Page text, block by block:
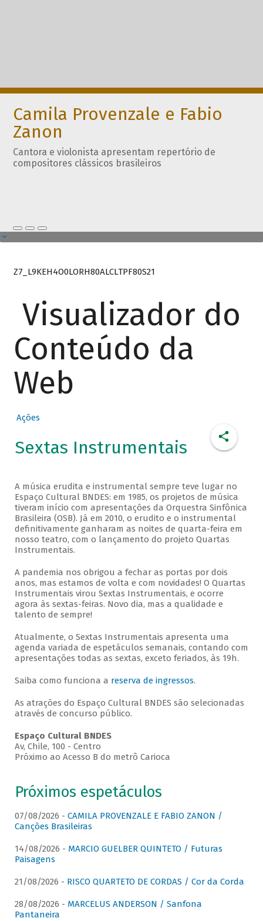
Camila Provenzale e Fabio
Zanon
Cantora e violonista apresentam repertório de
compositores clássicos brasileiros
Z7_L9KEH4O0LORH80ALCLTPF80S21
Visualizador do
Conteúdo da
Web
Ações
Sextas Instrumentais
A música erudita e instrumental sempre teve lugar no
Espaço Cultural BNDES: em 1985, os projetos de música
tiveram início com apresentações da Orquestra Sinfônica
Brasileira (OSB). Já em 2010, o erudito e o instrumental
definitivamente ganharam as noites de quarta-feira em
nosso teatro, com o lançamento do projeto Quartas
Instrumentais.
A pandemia nos obrigou a fechar as portas por dois
anos, mas estamos de volta e com novidades! O Quartas
Instrumentais virou Sextas Instrumentais, e ocorre
agora às sextas-feiras. Novo dia, mas a qualidade e
talento de sempre!
Atualmente, o Sextas Instrumentais apresenta uma
agenda variada de espetáculos semanais, contando com
apresentações todas as sextas, exceto feriados, às 19h.
Saiba como funciona a reserva de ingressos.
As atrações do Espaço Cultural BNDES são selecionadas
através de concurso público.
Espaço Cultural BNDES
Av, Chile, 100 - Centro
Próximo ao Acesso B do metrô Carioca
Próximos espetáculos
07/08/2026 - CAMILA PROVENZALE E FABIO ZANON /
Canções Brasileiras
14/08/2026 - MARCIO GUELBER QUINTETO / Futuras
Paisagens
21/08/2026 - RISCO QUARTETO DE CORDAS / Cor da Corda
28/08/2026 - MARCELUS ANDERSON / Sanfona
Pantaneira